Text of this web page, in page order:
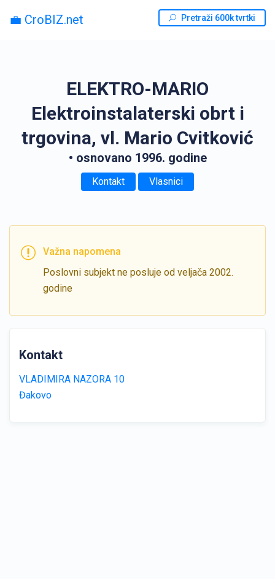
💼 CroBIZ.net Pretraži 600k tvrtki
ELEKTRO-MARIO
Elektroinstalaterski obrt i
trgovina, vl. Mario Cvitković
• osnovano 1996. godine
Kontakt Vlasnici
Važna napomena
Poslovni subjekt ne posluje od veljača 2002.
godine
Kontakt
VLADIMIRA NAZORA 10
Đakovo